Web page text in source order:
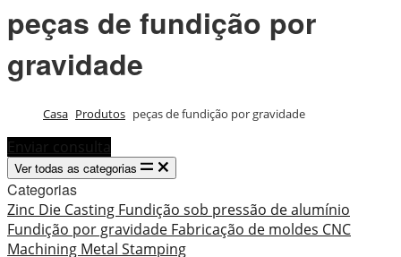
peças de fundição por
gravidade
Casa Produtos peças de fundição por gravidade
Enviar consulta
Ver todas as categorias
Categorias
Zinc Die Casting Fundição sob pressão de alumínio
Fundição por gravidade Fabricação de moldes CNC
Machining Metal Stamping